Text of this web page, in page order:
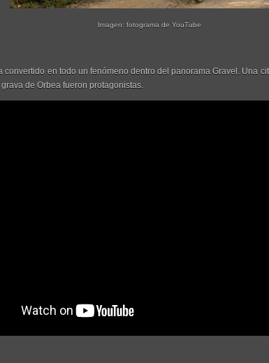
Imagen: fotograma de YouTube
convertido en todo un fenómeno dentro del panorama Gravel. Una
de Orbea fueron protagonistas.